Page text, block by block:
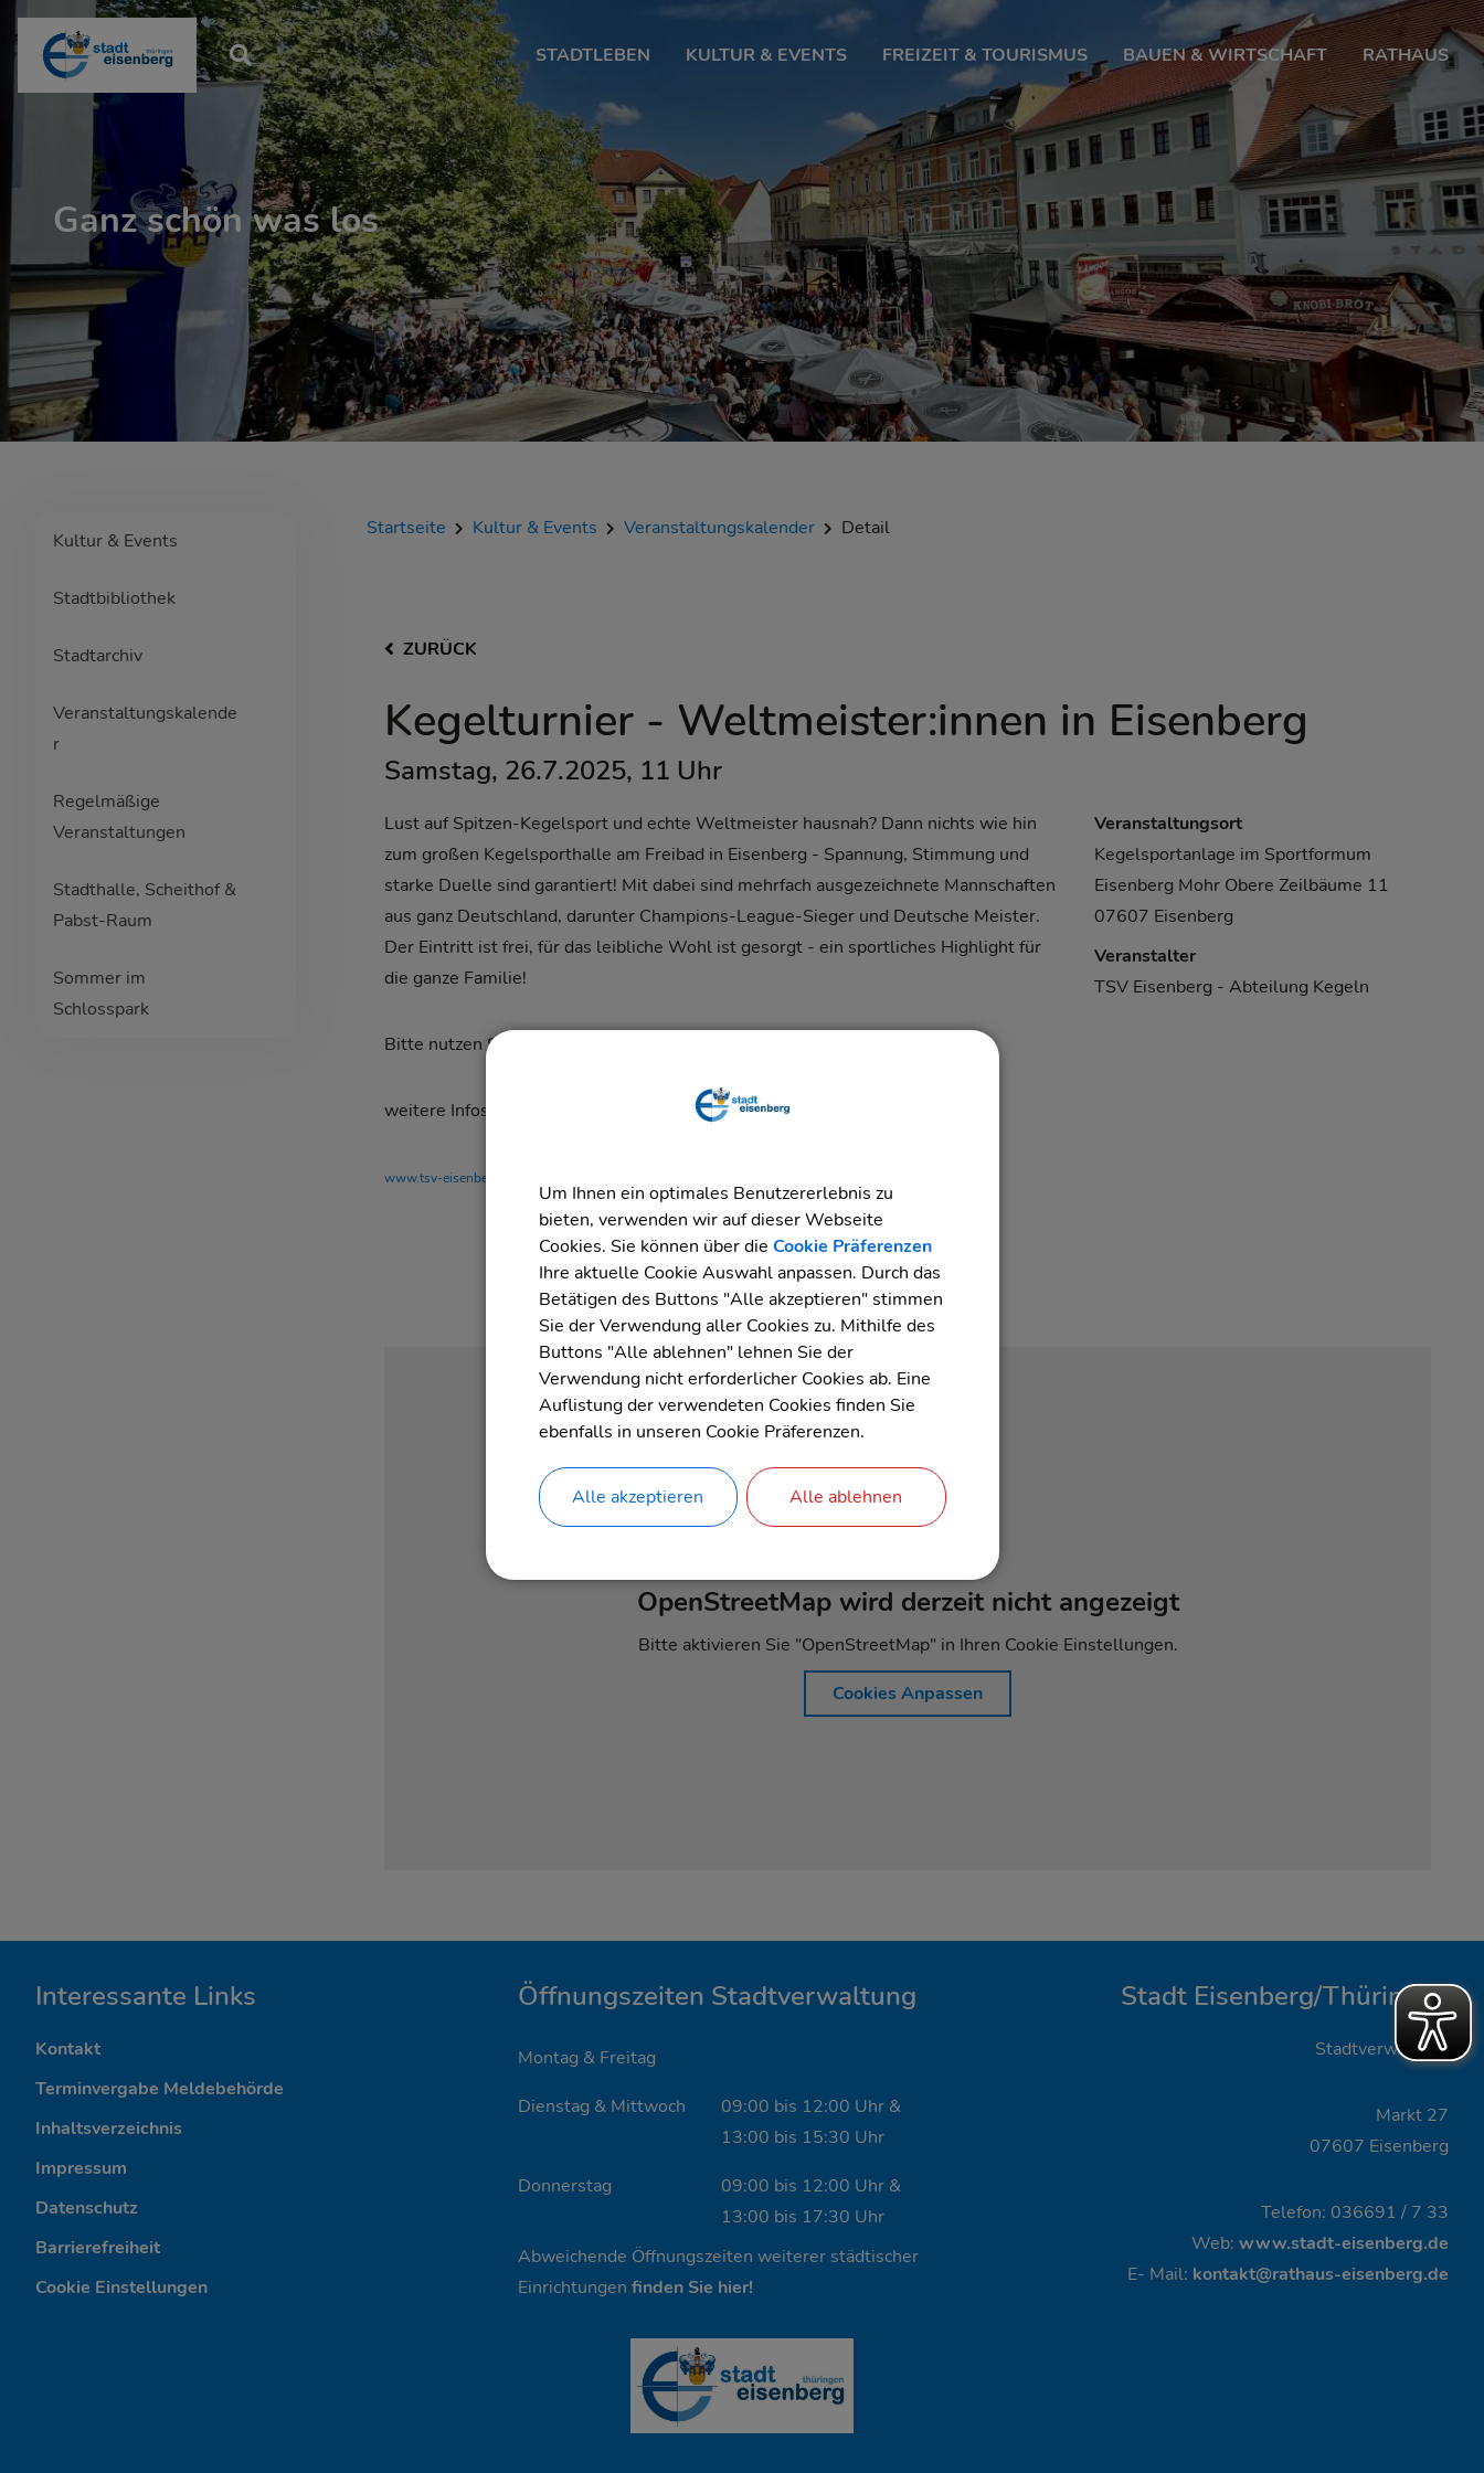
STADTLEBEN KULTUR & EVENTS FREIZEIT & TOURISMUS BAUEN & WIRTSCHAFT RATHAUS
Ganz schön was los
Kultur & Events
Stadtbibliothek
Stadtarchiv
Veranstaltungskalende
r
Regelmäßige
Veranstaltungen
Stadthalle, Scheithof &
Pabst-Raum
Sommer im
Schlosspark
Startseite Kultur & Events Veranstaltungskalender Detail
ZURÜCK
Kegelturnier - Weltmeister:innen in Eisenberg
Samstag, 26.7.2025, 11 Uhr
Lust auf Spitzen-Kegelsport und echte Weltmeister hausnah? Dann nichts wie hin
zum großen Kegelsporthalle am Freibad in Eisenberg - Spannung, Stimmung und
starke Duelle sind garantiert! Mit dabei sind mehrfach ausgezeichnete Mannschaften
aus ganz Deutschland, darunter Champions-League-Sieger und Deutsche Meister.
Der Eintritt ist frei, für das leibliche Wohl ist gesorgt - ein sportliches Highlight für
die ganze Familie!
Bitte nutzen Sie die Parkplätze am Freibad und gegenüber dem Stadion.
weitere Infos finden Sie unter:
www.tsv-eisenberg.de/pages/kegeln/kegeln.php
Veranstaltungsort
Kegelsportanlage im Sportformum
Eisenberg Mohr Obere Zeilbäume 11
07607 Eisenberg
Veranstalter
TSV Eisenberg - Abteilung Kegeln
OpenStreetMap wird derzeit nicht angezeigt
Bitte aktivieren Sie "OpenStreetMap" in Ihren Cookie Einstellungen.
Cookies Anpassen
I
n
t
e
r
e
s
Interessante Links
Kontakt
Terminvergabe Meldebehörde
Inhaltsverzeichnis
Impressum
Datenschutz
Barrierefreiheit
Cookie Einstellungen
Öffnungszeiten Stadtverwaltung
Montag & Freitag
Dienstag & Mittwoch
09:00 bis 12:00 Uhr &
13:00 bis 15:30 Uhr
Donnerstag
09:00 bis 12:00 Uhr &
13:00 bis 17:30 Uhr
Abweichende Öffnungszeiten weiterer städtischer
Einrichtungenfinden Sie hier!
Stadt Eisenberg/Thüringen
Stadtverwaltung
Markt 27
07607 Eisenberg
Telefon: 036691 / 7 33
Web: www.stadt-eisenberg.de
E- Mail: kontakt@rathaus-eisenberg.de
Um Ihnen ein optimales Benutzererlebnis zu
bieten, verwenden wir auf dieser Webseite
Cookies. Sie können über die Cookie Präferenzen
Ihre aktuelle Cookie Auswahl anpassen. Durch das
Betätigen des Buttons "Alle akzeptieren" stimmen
Sie der Verwendung aller Cookies zu. Mithilfe des
Buttons "Alle ablehnen" lehnen Sie der
Verwendung nicht erforderlicher Cookies ab. Eine
Auflistung der verwendeten Cookies finden Sie
ebenfalls in unseren Cookie Präferenzen.
Alle akzeptieren Alle ablehnen